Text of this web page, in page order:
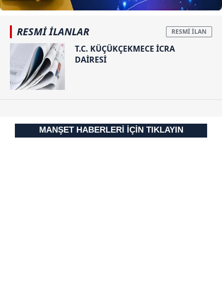
RESMİ İLANLAR
T.C. KÜÇÜKÇEKMECE İCRA
DAİRESİ
MANŞET HABERLERİ İÇİN TIKLAYIN